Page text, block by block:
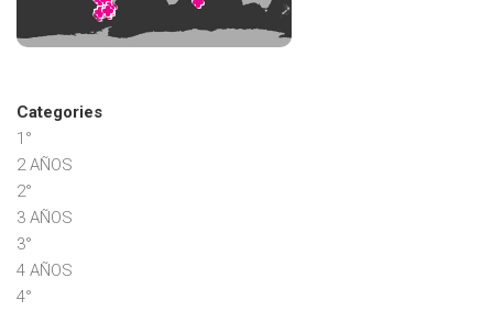
Categories
1°
2 AÑOS
2°
3 AÑOS
3°
4 AÑOS
4°